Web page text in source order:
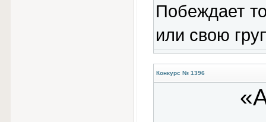
Побеждает
или свою
Конкурс № 1396